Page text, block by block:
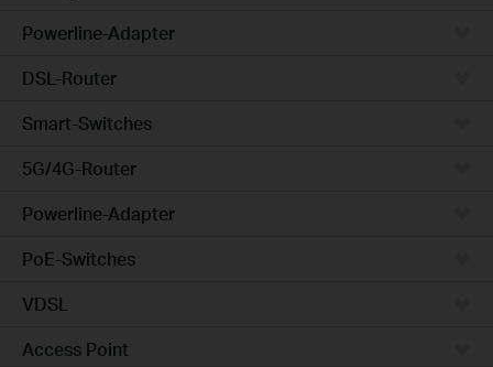
Powerline-Adapter
DSL-Router
Smart-Switches
5G/4G-Router
Powerline-Adapter
PoE-Switches
VDSL
Access Point